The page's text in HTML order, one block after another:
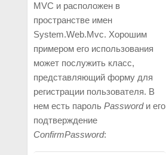
MVC и расположен в
пространстве имен
System.Web.Mvc. Хорошим
примером его использования
может послужить класс,
представляющий форму для
регистрации пользователя. В
нем есть пароль Passwordи его
подтверждение
ConfirmPassword: